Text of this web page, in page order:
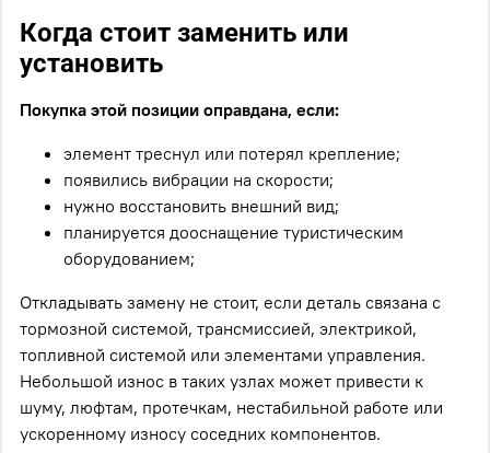
Когда стоит заменить или
установить
Покупка этой позиции оправдана, если:
элемент треснул или потерял крепление;
появились вибрации на скорости;
нужно восстановить внешний вид;
планируется дооснащение туристическим
оборудованием;
Откладывать замену не стоит, если деталь связана с
тормозной системой, трансмиссией, электрикой,
топливной системой или элементами управления.
Небольшой износ в таких узлах может привести к
шуму, люфтам, протечкам, нестабильной работе или
ускоренному износу соседних компонентов.